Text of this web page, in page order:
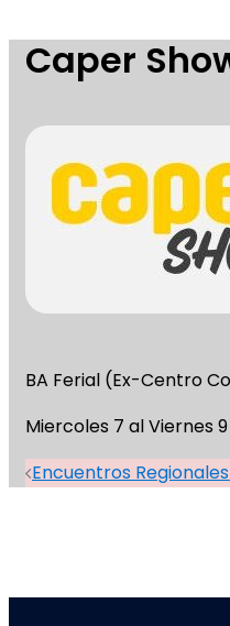
Caper
BA Ferial (Ex-Centro
Miercoles 7 al Viernes
Navegación
Encuentros